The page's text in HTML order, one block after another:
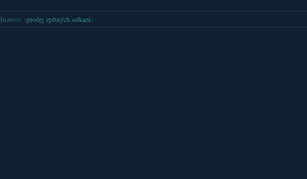
Inzerce: (prodej zpětných odkazů )